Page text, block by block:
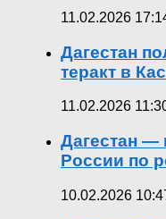
11.02.2026
Дагестан
теракт в
11.02.2026
Дагестан —
России по
10.02.2026